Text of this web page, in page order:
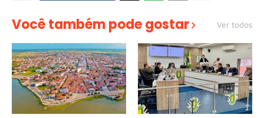
Você também pode gostar Ver todos